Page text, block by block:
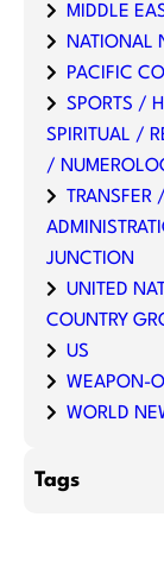
MIDDLE
NATIONAL
PACIFIC
SPORTS /
SPIRITUAL /
/
JUNCTION
UNITED
COUNTRY
US
WEAPON-
WORLD
Tags